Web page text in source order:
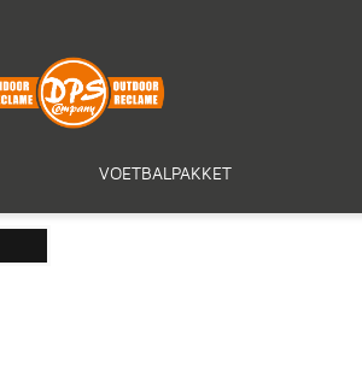
VOETBALPAKKET